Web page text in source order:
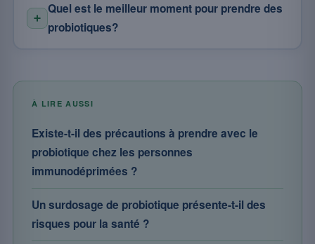
Quel est le meilleur moment pour prendre des
probiotiques?
À LIRE AUSSI
Existe-t-il des précautions à prendre avec le
probiotique chez les personnes
immunodéprimées ?
Un surdosage de probiotique présente-t-il des
risques pour la santé ?